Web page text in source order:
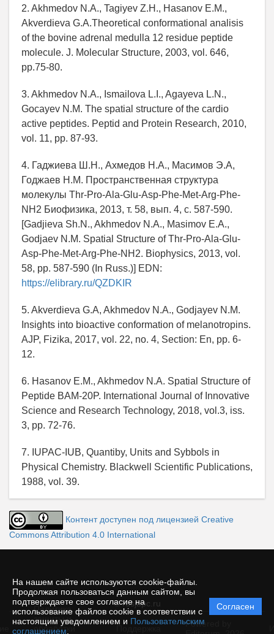
На нашем сайте используются cookie-файлы.
Продолжая пользоваться данным сайтом, вы
подтверждаете свое согласие на
использование файлов cookie в соответствии с
настоящим уведомлением и Пользовательским
соглашением
Согласен
2. Akhmedov N.A., Tagiyev Z.H., Hasanov E.M.,
Akverdieva G.A.Theoretical conformational analisis
of the bovine adrenal medulla 12 residue peptide
molecule. J. Molecular Structure, 2003, vol. 646,
pp.75-80.
3. Akhmedov N.A., Ismailova L.I., Agayeva L.N.,
Gocayev N.M. The spatial structure of the cardio
active peptides. Peptid and Protein Research, 2010,
vol. 11, pp. 87-93.
4. Гаджиева Ш.Н., Ахмедов Н.А., Масимов Э.А,
Годжаев Н.М. Пространственная структура
молекулы Thr-Pro-Ala-Glu-Asp-Phe-Met-Arg-Phe-
NH2 Биофизика, 2013, т. 58, вып. 4, с. 587-590.
[Gadjieva Sh.N., Akhmedov N.A., Masimov E.A.,
Godjaev N.M. Spatial Structure of Thr-Pro-Ala-Glu-
Asp-Phe-Met-Arg-Phe-NH2. Biophysics, 2013, vol.
58, pp. 587-590 (In Russ.)] EDN:
https://elibrary.ru/QZDKIR
5. Akverdieva G.A, Akhmedov N.A., Godjayev N.M.
Insights into bioactive conformation of melanotropins.
AJP, Fizika, 2017, vol. 22, no. 4, Sеction: Еn, pp. 6-
12.
6. Hasanov E.M., Akhmedov N.A. Spatial Structure of
Peptide BAM-20P. International Journal of Innovative
Science and Research Technology, 2018, vol.3, iss.
3, pp. 72-76.
7. IUPAC-IUB, Quantiby, Units and Sybbols in
Physical Chemistry. Blackwell Scientific Publications,
1988, vol. 39.
Контент доступен под лицензией Creative
Commons Attribution 4.0 International
© rusjbpc.ru
Политика
защиты и
обработки
Powered by